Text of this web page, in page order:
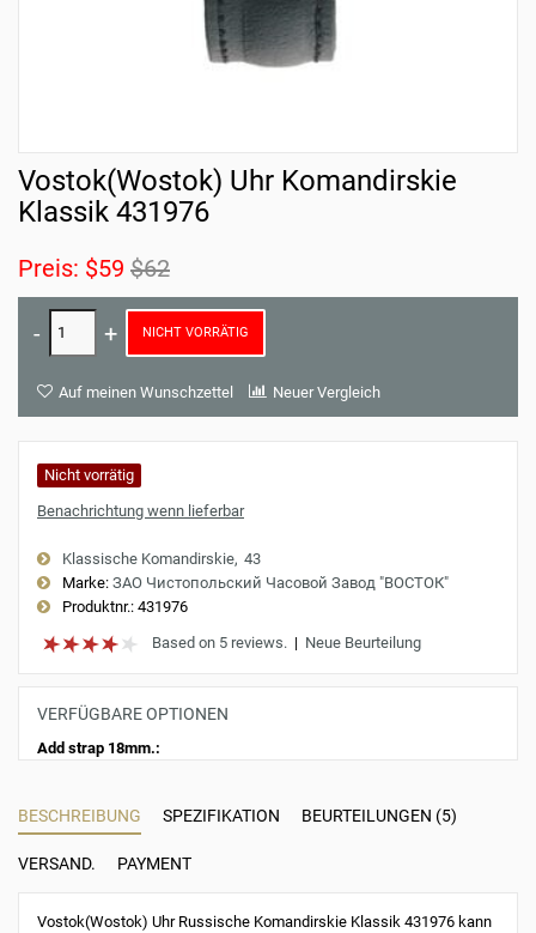
Vostok(Wostok) Uhr Komandirskie
Klassik 431976
Preis: $59 $62
NICHT VORRÄTIG
Auf meinen Wunschzettel Neuer Vergleich
Nicht vorrätig
Benachrichtung wenn lieferbar
Klassische Komandirskie 43
Marke: ЗАО Чистопольский Часовой Завод "ВОСТОК"
Produktnr.: 431976
Based on 5 reviews. | Neue Beurteilung
VERFÜGBARE OPTIONEN
Add strap 18mm.:
BESCHREIBUNG SPEZIFIKATION BEURTEILUNGEN (5)
VERSAND. PAYMENT
Vostok(Wostok) Uhr Russische Komandirskie Klassik 431976 kann